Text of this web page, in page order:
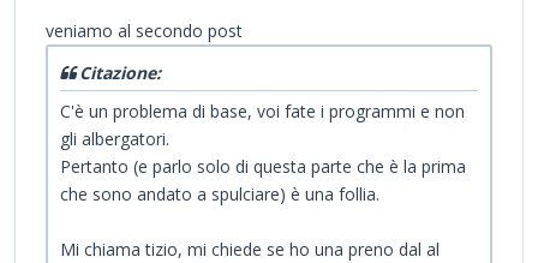
veniamo al secondo post
Citazione:
C'è un problema di base, voi fate i programmi e non
gli albergatori.
Pertanto (e parlo solo di questa parte che è la prima
che sono andato a spulciare) è una follia.
Mi chiama tizio, mi chiede se ho una preno dal al